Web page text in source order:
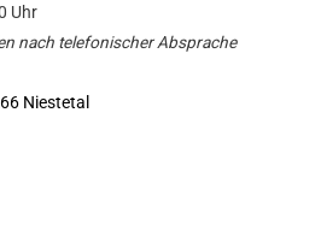
Uhr
nach telefonischer Absprache
Niestetal